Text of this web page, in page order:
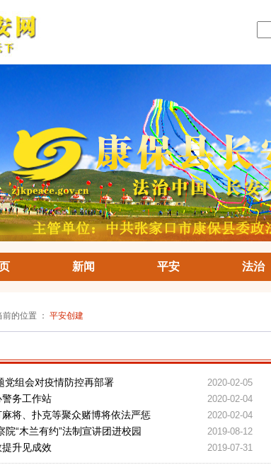
新闻 平安 法治
的位置 ： 平安创建
党组会对疫情防控再部署 2020-02-05
务工作站 2020-02-04
将、扑克等聚众赌博将依法严惩 2020-02-04
“木兰有约”法制宣讲团进校园 2019-08-12
升见成效 2019-07-31